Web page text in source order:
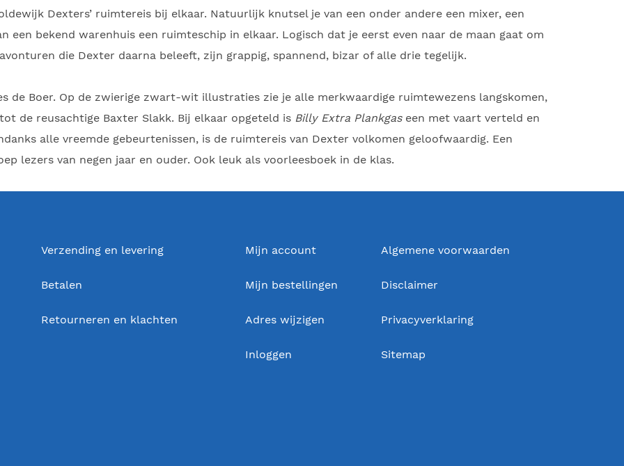
Dexters’ ruimtereis bij elkaar. Natuurlijk knutsel je van een onder andere een mixer, een
een bekend warenhuis een ruimteschip in elkaar. Logisch dat je eerst even naar de maan gaat om
die Dexter daarna beleeft, zijn grappig, spannend, bizar of alle drie tegelijk.
de Boer. Op de zwierige zwart-wit illustraties zie je alle merkwaardige ruimtewezens langskomen,
de reusachtige Baxter Slakk. Bij elkaar opgeteld is Billy Extra Plankgaseen met vaart verteld en
alle vreemde gebeurtenissen, is de ruimtereis van Dexter volkomen geloofwaardig. Een
lezers van negen jaar en ouder. Ook leuk als voorleesboek in de klas.
Verzending en levering
Betalen
Retourneren en klachten
Mijn account
Mijn bestellingen
Adres wijzigen
Inloggen
Algemene voorwaarden
Disclaimer
Privacyverklaring
Sitemap